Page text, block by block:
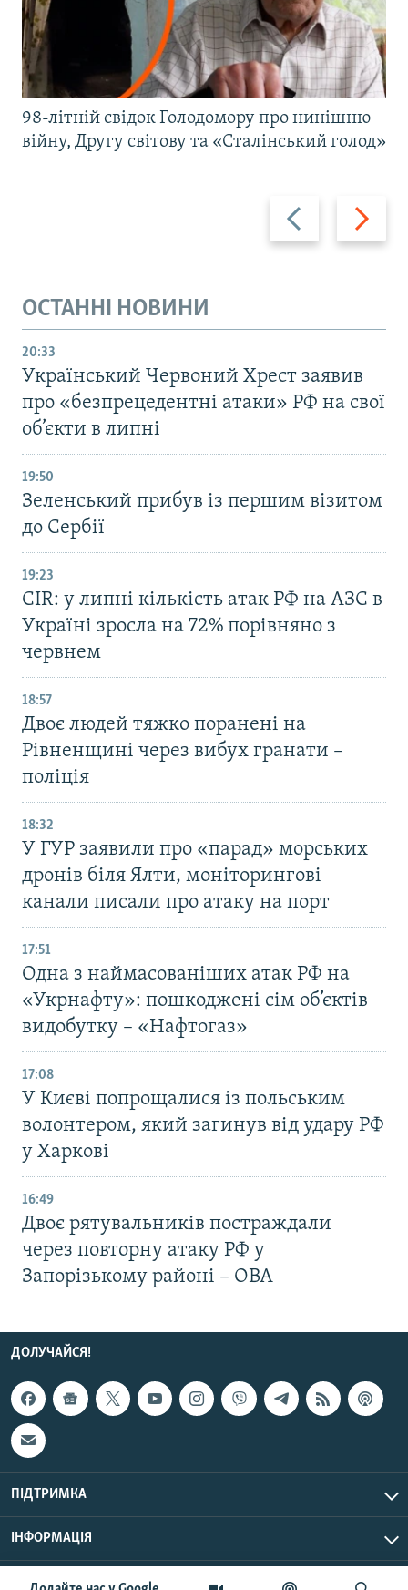
Назад Вперед
98-літній свідок Голодомору про нинішню
війну, Другу світову та «Сталінський голод»
ОСТАННІ НОВИНИ
20:33
Український Червоний Хрест заявив
про «безпрецедентні атаки» РФ на свої
об’єкти в липні
19:50
Зеленський прибув із першим візитом
до Сербії
19:23
CIR: у липні кількість атак РФ на АЗС в
Україні зросла на 72% порівняно з
червнем
18:57
Двоє людей тяжко поранені на
Рівненщині через вибух гранати –
поліція
18:32
У ГУР заявили про «парад» морських
дронів біля Ялти, моніторингові
канали писали про атаку на порт
17:51
Одна з наймасованіших атак РФ на
«Укрнафту»: пошкоджені сім об’єктів
видобутку – «Нафтогаз»
17:08
У Києві попрощалися із польським
волонтером, який загинув від удару РФ
у Харкові
16:49
Двоє рятувальників постраждали
через повторну атаку РФ у
Запорізькому районі – ОВА
ДОЛУЧАЙСЯ!
ПІДТРИМКА
ІНФОРМАЦІЯ
© Радіо Свобода, 2026 | Усі права застережено.
UTC+3